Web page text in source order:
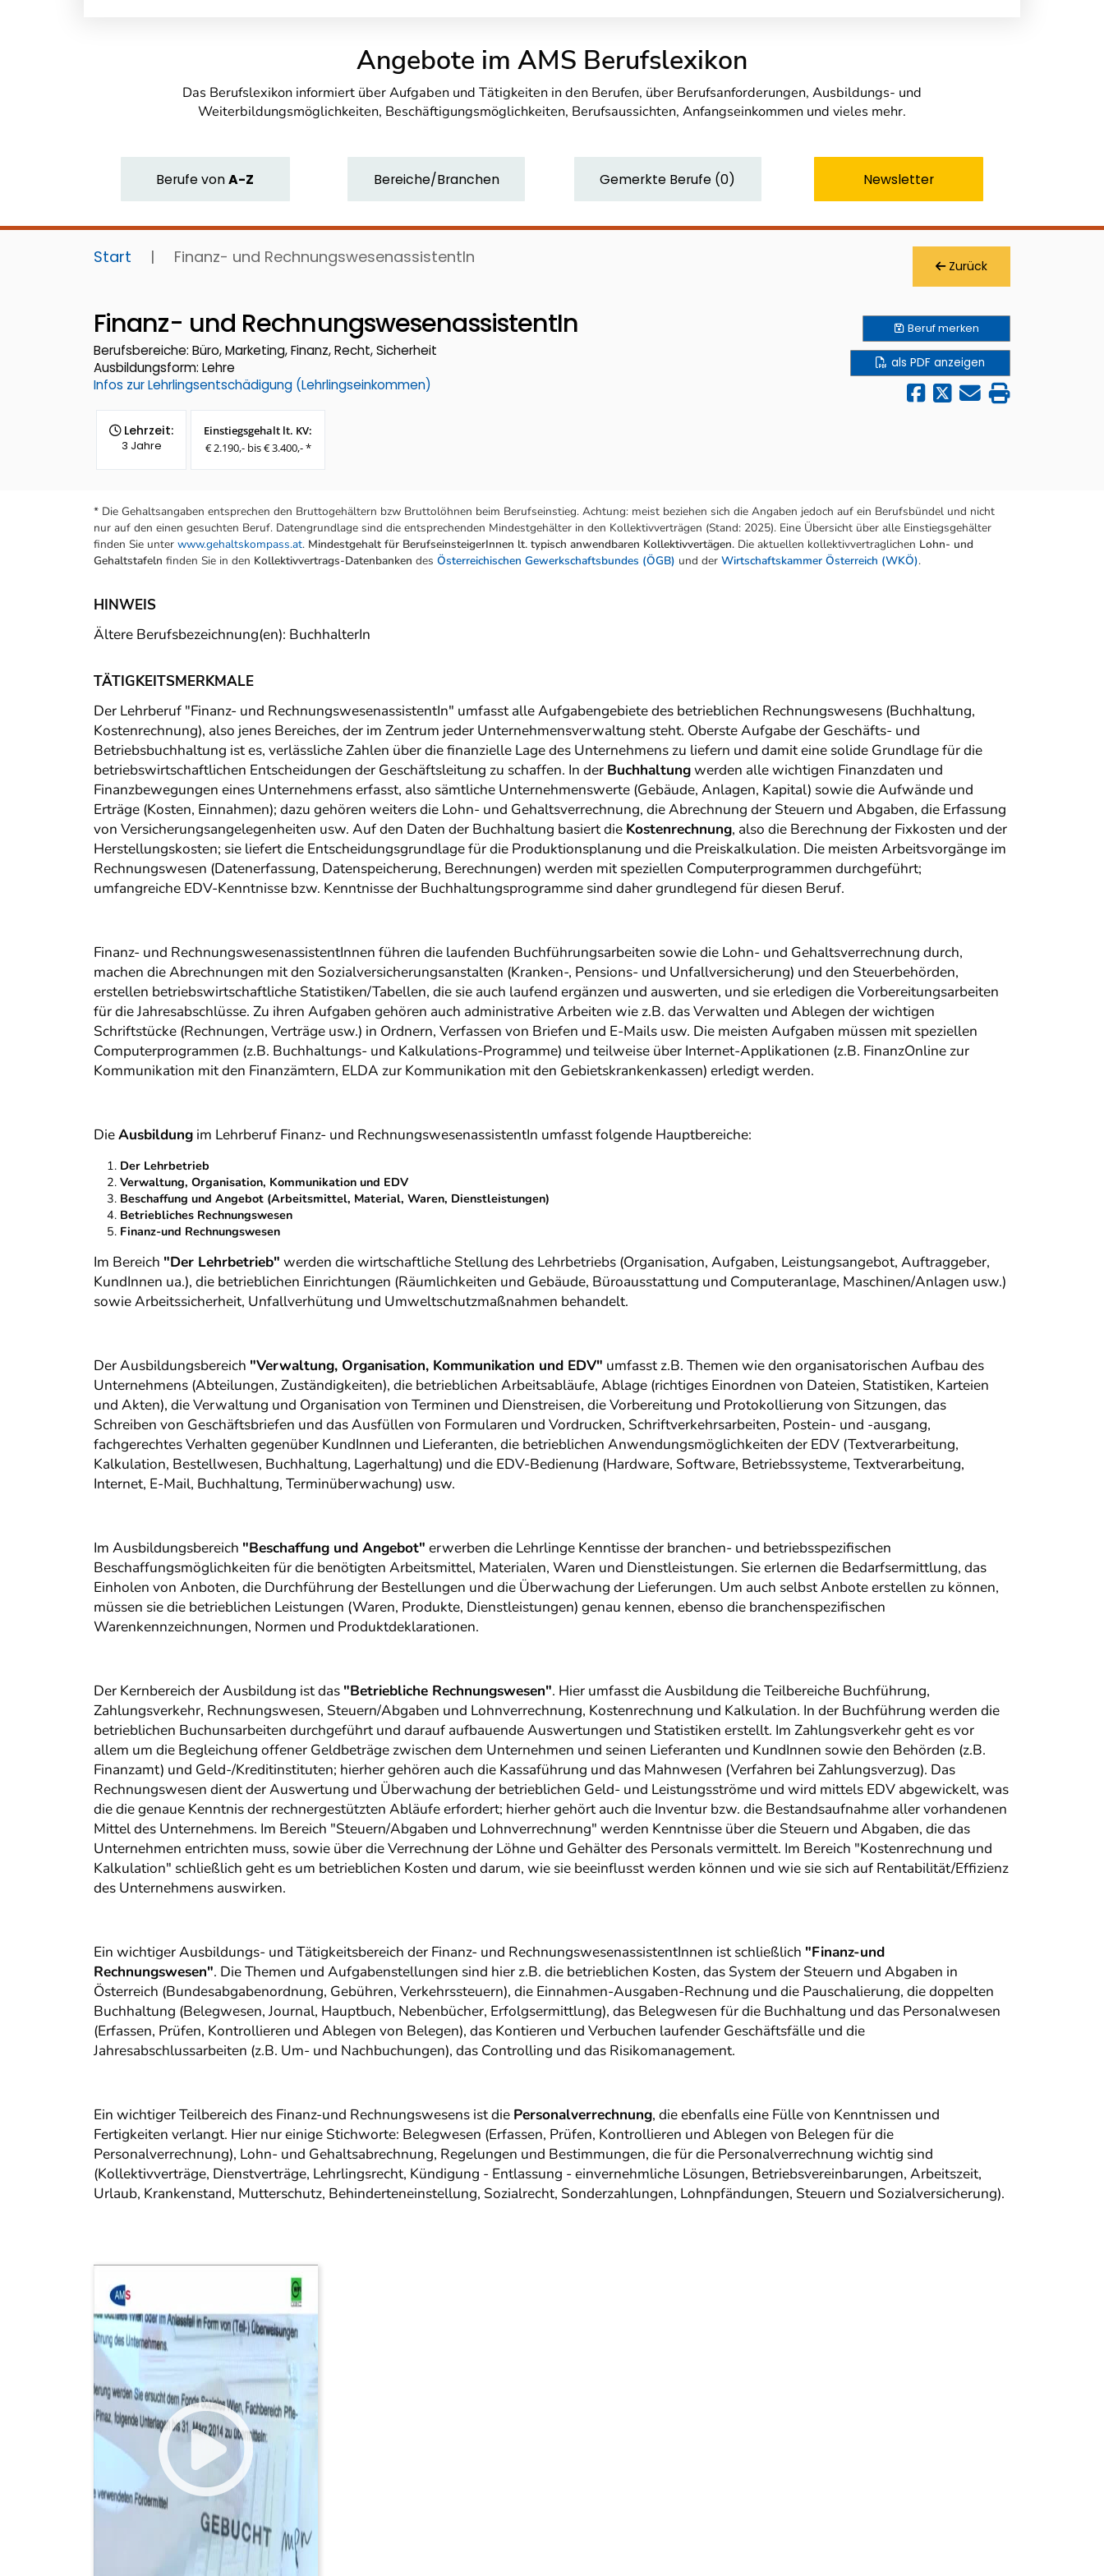
Angebote im AMS Berufslexikon
Das Berufslexikon informiert über Aufgaben und Tätigkeiten in den Berufen, über Berufsanforderungen, Ausbildungs- und
Weiterbildungsmöglichkeiten, Beschäftigungsmöglichkeiten, Berufsaussichten, Anfangseinkommen und vieles mehr.
BerufevonA-Z Bereiche/Branchen Gemerkte Berufe (0) Newsletter
Start | Finanz- und RechnungswesenassistentIn Zurück
Finanz- und RechnungswesenassistentIn
Berufsbereiche: Büro, Marketing, Finanz, Recht, Sicherheit
Ausbildungsform: Lehre
Infos zur Lehrlingsentschädigung (Lehrlingseinkommen)
Lehrzeit:
3 Jahre
Einstiegsgehalt lt. KV:
€ 2.190,- bis € 3.400,- *
Berufmerken
als PDF anzeigen
* Die Gehaltsangaben entsprechen den Bruttogehältern bzw Bruttolöhnen beim Berufseinstieg. Achtung: meist beziehen sich die Angaben jedoch auf ein Berufsbündel und nicht
nur auf den einen gesuchten Beruf. Datengrundlage sind die entsprechenden Mindestgehälter in den Kollektivverträgen (Stand: 2025). Eine Übersicht über alle Einstiegsgehälter
finden Sie unter www.gehaltskompass.at. Mindestgehalt für BerufseinsteigerInnen lt. typisch anwendbaren Kollektivvertägen. Die aktuellen kollektivvertraglichen Lohn- und
Gehaltstafeln finden Sie in den Kollektivvertrags-Datenbanken des Österreichischen Gewerkschaftsbundes (ÖGB) und der Wirtschaftskammer Österreich (WKÖ).
HINWEIS
Ältere Berufsbezeichnung(en): BuchhalterIn
TÄTIGKEITSMERKMALE
Der Lehrberuf "Finanz- und RechnungswesenassistentIn" umfasst alle Aufgabengebiete des betrieblichen Rechnungswesens (Buchhaltung,
Kostenrechnung), also jenes Bereiches, der im Zentrum jeder Unternehmensverwaltung steht. Oberste Aufgabe der Geschäfts- und
Betriebsbuchhaltung ist es, verlässliche Zahlen über die finanzielle Lage des Unternehmens zu liefern und damit eine solide Grundlage für die
betriebswirtschaftlichen Entscheidungen der Geschäftsleitung zu schaffen. In der Buchhaltungwerden alle wichtigen Finanzdaten und
Finanzbewegungen eines Unternehmens erfasst, also sämtliche Unternehmenswerte (Gebäude, Anlagen, Kapital) sowie die Aufwände und
Erträge (Kosten, Einnahmen); dazu gehören weiters die Lohn- und Gehaltsverrechnung, die Abrechnung der Steuern und Abgaben, die Erfassung
von Versicherungsangelegenheiten usw. Auf den Daten der Buchhaltung basiert die Kostenrechnung, also die Berechnung der Fixkosten und der
Herstellungskosten; sie liefert die Entscheidungsgrundlage für die Produktionsplanung und die Preiskalkulation. Die meisten Arbeitsvorgänge im
Rechnungswesen (Datenerfassung, Datenspeicherung, Berechnungen) werden mit speziellen Computerprogrammen durchgeführt;
umfangreiche EDV-Kenntnisse bzw. Kenntnisse der Buchhaltungsprogramme sind daher grundlegend für diesen Beruf.
Finanz- und RechnungswesenassistentInnen führen die laufenden Buchführungsarbeiten sowie die Lohn- und Gehaltsverrechnung durch,
machen die Abrechnungen mit den Sozialversicherungsanstalten (Kranken-, Pensions- und Unfallversicherung) und den Steuerbehörden,
erstellen betriebswirtschaftliche Statistiken/Tabellen, die sie auch laufend ergänzen und auswerten, und sie erledigen die Vorbereitungsarbeiten
für die Jahresabschlüsse. Zu ihren Aufgaben gehören auch administrative Arbeiten wie z.B. das Verwalten und Ablegen der wichtigen
Schriftstücke (Rechnungen, Verträge usw.) in Ordnern, Verfassen von Briefen und E-Mails usw. Die meisten Aufgaben müssen mit speziellen
Computerprogrammen (z.B. Buchhaltungs- und Kalkulations-Programme) und teilweise über Internet-Applikationen (z.B. FinanzOnline zur
Kommunikation mit den Finanzämtern, ELDA zur Kommunikation mit den Gebietskrankenkassen) erledigt werden.
DieAusbildung im Lehrberuf Finanz- und RechnungswesenassistentIn umfasst folgende Hauptbereiche:
Der Lehrbetrieb
Verwaltung, Organisation, Kommunikation und EDV
Beschaffung und Angebot (Arbeitsmittel, Material, Waren, Dienstleistungen)
Betriebliches Rechnungswesen
Finanz-und Rechnungswesen
Im Bereich "Der Lehrbetrieb" werden die wirtschaftliche Stellung des Lehrbetriebs (Organisation, Aufgaben, Leistungsangebot, Auftraggeber,
KundInnen ua.), die betrieblichen Einrichtungen (Räumlichkeiten und Gebäude, Büroausstattung und Computeranlage, Maschinen/Anlagen usw.)
sowie Arbeitssicherheit, Unfallverhütung und Umweltschutzmaßnahmen behandelt.
Der Ausbildungsbereich "Verwaltung, Organisation, Kommunikation und EDV" umfasst z.B. Themen wie den organisatorischen Aufbau des
Unternehmens (Abteilungen, Zuständigkeiten), die betrieblichen Arbeitsabläufe, Ablage (richtiges Einordnen von Dateien, Statistiken, Karteien
und Akten), die Verwaltung und Organisation von Terminen und Dienstreisen, die Vorbereitung und Protokollierung von Sitzungen, das
Schreiben von Geschäftsbriefen und das Ausfüllen von Formularen und Vordrucken, Schriftverkehrsarbeiten, Postein- und -ausgang,
fachgerechtes Verhalten gegenüber KundInnen und Lieferanten, die betrieblichen Anwendungsmöglichkeiten der EDV (Textverarbeitung,
Kalkulation, Bestellwesen, Buchhaltung, Lagerhaltung) und die EDV-Bedienung (Hardware, Software, Betriebssysteme, Textverarbeitung,
Internet, E-Mail, Buchhaltung, Terminüberwachung) usw.
Im Ausbildungsbereich "Beschaffung und Angebot" erwerben die Lehrlinge Kenntisse der branchen- und betriebsspezifischen
Beschaffungsmöglichkeiten für die benötigten Arbeitsmittel, Materialen, Waren und Dienstleistungen. Sie erlernen die Bedarfsermittlung, das
Einholen von Anboten, die Durchführung der Bestellungen und die Überwachung der Lieferungen. Um auch selbst Anbote erstellen zu können,
müssen sie die betrieblichen Leistungen (Waren, Produkte, Dienstleistungen) genau kennen, ebenso die branchenspezifischen
Warenkennzeichnungen, Normen und Produktdeklarationen.
Der Kernbereich der Ausbildung ist das "Betriebliche Rechnungswesen". Hier umfasst die Ausbildung die Teilbereiche Buchführung,
Zahlungsverkehr, Rechnungswesen, Steuern/Abgaben und Lohnverrechnung, Kostenrechnung und Kalkulation. In der Buchführung werden die
betrieblichen Buchunsarbeiten durchgeführt und darauf aufbauende Auswertungen und Statistiken erstellt. Im Zahlungsverkehr geht es vor
allem um die Begleichung offener Geldbeträge zwischen dem Unternehmen und seinen Lieferanten und KundInnen sowie den Behörden (z.B.
Finanzamt) und Geld-/Kreditinstituten; hierher gehören auch die Kassaführung und das Mahnwesen (Verfahren bei Zahlungsverzug). Das
Rechnungswesen dient der Auswertung und Überwachung der betrieblichen Geld- und Leistungsströme und wird mittels EDV abgewickelt, was
die die genaue Kenntnis der rechnergestützten Abläufe erfordert; hierher gehört auch die Inventur bzw. die Bestandsaufnahme aller vorhandenen
Mittel des Unternehmens. Im Bereich "Steuern/Abgaben und Lohnverrechnung" werden Kenntnisse über die Steuern und Abgaben, die das
Unternehmen entrichten muss, sowie über die Verrechnung der Löhne und Gehälter des Personals vermittelt. Im Bereich "Kostenrechnung und
Kalkulation" schließlich geht es um betrieblichen Kosten und darum, wie sie beeinflusst werden können und wie sie sich auf Rentabilität/Effizienz
des Unternehmens auswirken.
Ein wichtiger Ausbildungs- und Tätigkeitsbereich der Finanz- und RechnungswesenassistentInnen ist schließlich "Finanz-und
Rechnungswesen". Die Themen und Aufgabenstellungen sind hier z.B. die betrieblichen Kosten, das System der Steuern und Abgaben in
Österreich (Bundesabgabenordnung, Gebühren, Verkehrssteuern), die Einnahmen-Ausgaben-Rechnung und die Pauschalierung, die doppelten
Buchhaltung (Belegwesen, Journal, Hauptbuch, Nebenbücher, Erfolgsermittlung), das Belegwesen für die Buchhaltung und das Personalwesen
(Erfassen, Prüfen, Kontrollieren und Ablegen von Belegen), das Kontieren und Verbuchen laufender Geschäftsfälle und die
Jahresabschlussarbeiten (z.B. Um- und Nachbuchungen), das Controlling und das Risikomanagement.
Ein wichtiger Teilbereich des Finanz-und Rechnungswesens ist die Personalverrechnung, die ebenfalls eine Fülle von Kenntnissen und
Fertigkeiten verlangt. Hier nur einige Stichworte: Belegwesen (Erfassen, Prüfen, Kontrollieren und Ablegen von Belegen für die
Personalverrechnung), Lohn- und Gehaltsabrechnung, Regelungen und Bestimmungen, die für die Personalverrechnung wichtig sind
(Kollektivverträge, Dienstverträge, Lehrlingsrecht, Kündigung - Entlassung - einvernehmliche Lösungen, Betriebsvereinbarungen, Arbeitszeit,
Urlaub, Krankenstand, Mutterschutz, Behinderteneinstellung, Sozialrecht, Sonderzahlungen, Lohnpfändungen, Steuern und Sozialversicherung).